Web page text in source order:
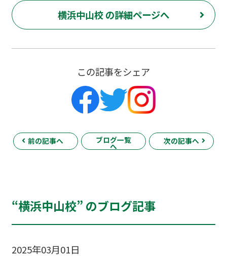
横浜中山校 の詳細ページへ
この記事をシェア
前の記事へ ブログ一覧
へ
次の記事へ
“横浜中山校” のブログ記事
2025年03月01日